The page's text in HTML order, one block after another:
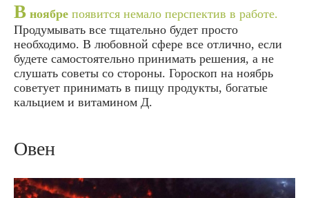
В ноябре появится немало перспектив в работе.
Продумывать все тщательно будет просто
необходимо. В любовной сфере все отлично, если
будете самостоятельно принимать решения, а не
слушать советы со стороны. Гороскоп на ноябрь
советует принимать в пищу продукты, богатые
кальцием и витамином Д.
Овен